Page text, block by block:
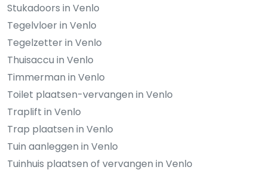
Stukadoors in Venlo
Tegelvloer in Venlo
Tegelzetter in Venlo
Thuisaccu in Venlo
Timmerman in Venlo
Toilet plaatsen-vervangen in Venlo
Traplift in Venlo
Trap plaatsen in Venlo
Tuin aanleggen in Venlo
Tuinhuis plaatsen of vervangen in Venlo